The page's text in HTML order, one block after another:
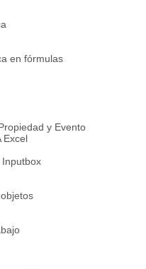
en fórmulas
y Evento
Excel